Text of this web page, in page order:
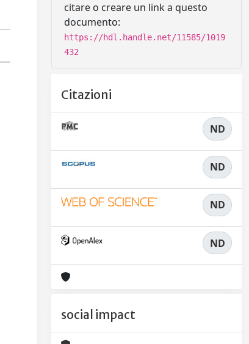
citare o creare un link a questo
documento:
https://hdl.handle.net/11585/1019
432
Citazioni
ND
ND
ND
ND
social impact